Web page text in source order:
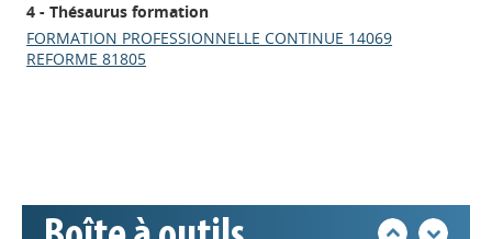
4 - Thésaurus formation
FORMATION PROFESSIONNELLE CONTINUE 14069
REFORME 81805
Appels à projets